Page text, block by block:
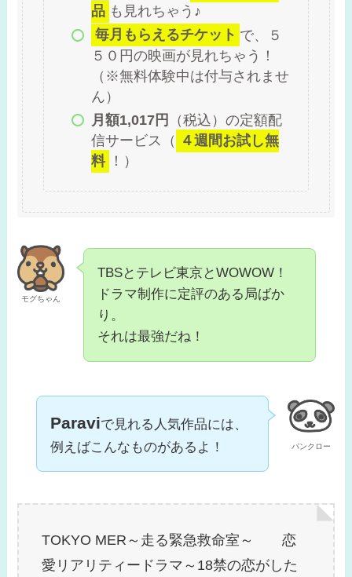
品 も見れちゃう♪
毎月もらえるチケット で、５
５０円の映画が見れちゃう！
（※無料体験中は付与されませ
ん）
月額1,017円
（税込）の定額配
信サービス（ ４週間お試し無
料
！）
モグちゃん
TBSとテレビ東京とWOWOW！
ドラマ制作に定評のある局ばか
り。
それは最強だね！
パンクロー
Paraviで見れる人気作品には、
例えばこんなものがあるよ！
TOKYO MER～走る緊急救命室～ 恋
愛リアリティードラマ～18禁の恋がした